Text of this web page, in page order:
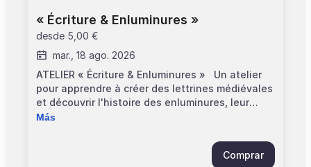
« Écriture & Enluminures »
desde 5,00 €
mar., 18 ago. 2026
ATELIER « Écriture & Enluminures » Un atelier
pour apprendre à créer des lettrines médiévales
et découvrir l'histoire des enluminures, leur
symbolique et les métiers qui gravitaient autour
d'informations ici. Informations pratiques
>Horaires : 10h30 à 12h30 >Durée : 02h00 >Âge
Más
Comprar